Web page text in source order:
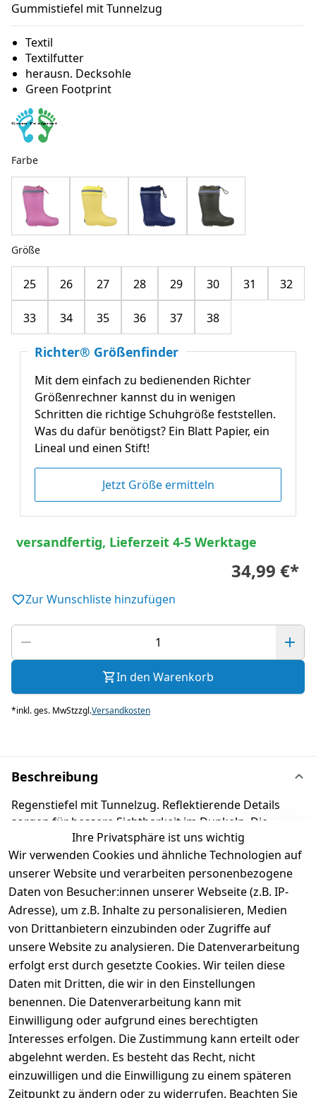
Gummistiefel mit Tunnelzug
Textil
Textilfutter
herausn. Decksohle
Green Footprint
Farbe
Größe
25 26 27 28 29 30 31 32
33 34 35 36 37 38
Richter® Größenfinder
Mit dem einfach zu bedienenden Richter
Größenrechner kannst du in wenigen
Schritten die richtige Schuhgröße feststellen.
Was du dafür benötigst? Ein Blatt Papier, ein
Lineal und einen Stift!
Jetzt Größe ermitteln
versandfertig, Lieferzeit 4-5 Werktage
34,99 €*
Zur Wunschliste hinzufügen
In den Warenkorb
*inkl. ges. MwStzzgl.Versandkosten
Beschreibung
Regenstiefel mit Tunnelzug. Reflektierende Details
sorgen für bessere Sichtbarkeit im Dunkeln. Die
herausnehmbare Einlage macht es kinderleicht, die
richtige Schuhgröße auszuwählen. Richter
Kinderschuhe - Kids Shoes since 1893.
Produktdetails
Kundenrezensionen
Durchschnittliche Bewertung
0
Basierend auf 0 Bewertung(en)
Bewertung abgeben
5
( 0 )
Ihre Privatsphäre ist uns wichtig
Wir verwenden Cookies und ähnliche Technologien auf
unserer Website und verarbeiten personenbezogene
Daten von Besucher:innen unserer Webseite (z.B. IP-
Adresse), um z.B. Inhalte zu personalisieren, Medien
von Drittanbietern einzubinden oder Zugriffe auf
unsere Website zu analysieren. Die Datenverarbeitung
erfolgt erst durch gesetzte Cookies. Wir teilen diese
Daten mit Dritten, die wir in den Einstellungen
benennen. Die Datenverarbeitung kann mit
Einwilligung oder aufgrund eines berechtigten
Interesses erfolgen. Die Zustimmung kann erteilt oder
abgelehnt werden. Es besteht das Recht, nicht
einzuwilligen und die Einwilligung zu einem späteren
Zeitpunkt zu ändern oder zu widerrufen. Beachten Sie